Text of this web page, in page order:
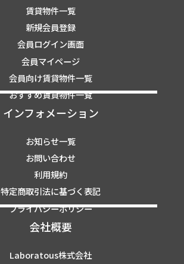
賃貸物件一覧
新規会員登録
会員ログイン画面
会員マイページ
会員向け賃貸物件一覧
おすすめ賃貸物件一覧
インフォメーション
お知らせ一覧
お問い合わせ
利用規約
特定商取引法に基づく表記
プライバシーポリシー
会社概要
Laboratous株式会社